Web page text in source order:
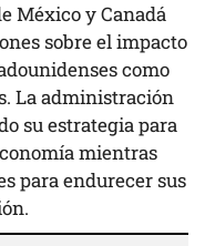
México y Canadá
sobre el impacto
como
La administración
su estrategia para
mientras
para endurecer sus